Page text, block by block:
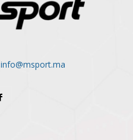
info@msport.ma